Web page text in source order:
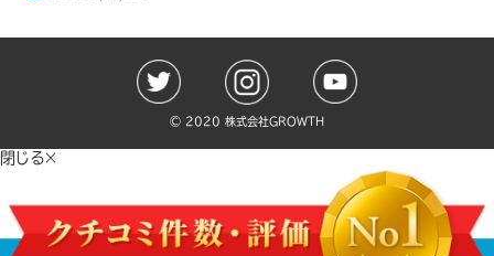
©️ 2020 株式会社GROWTH
閉じる×